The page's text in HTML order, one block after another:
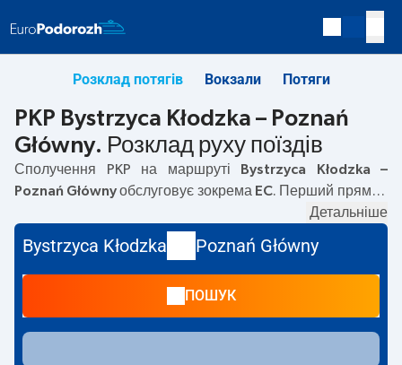
Розклад потягів Вокзали Потяги
PKP Bystrzyca Kłodzka – Poznań
Główny. Розклад руху поїздів
Сполучення PKP на маршруті
Bystrzyca Kłodzka –
Poznań Głównyобслуговує зокрема EC. Перший прямий
з вокзалу PKP Bystrzyca Kłodzka.
Останній потяг до Poznań Główny вирушає о 21:27.
Найшвидший маршрут пропонує потяг без пересадок
BALTIC EXPRESS
. Подорож цим потягом триває03:01
Bystrzyca Kłodzka
курсують також інші потяги:— пропонують нижчу ціну
квитка і зазвичай довший час подорожі. Потяг завершує
Детальніше
Bystrzyca Kłodzka Poznań Główny
ПОШУК